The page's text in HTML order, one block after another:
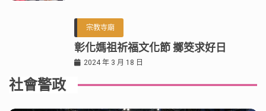
宗教寺廟
彰化媽祖祈福文化節 擲筊求好日
2024 年 3 月 18 日
社會警政